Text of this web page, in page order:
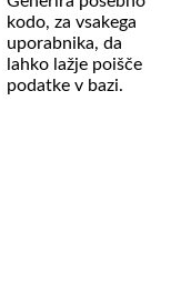
kodo, za vsakega
uporabnika, da
lahko lažje poišče
podatke v bazi.